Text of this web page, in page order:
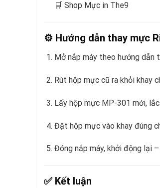
🛒 Shop Mực in The9
⚙️ Hướng dẫn thay mực
Mở nắp máy theo hướng dẫn
Rút hộp mực cũ ra khỏi khay
Lấy hộp mực MP-301 mới,
Đặt hộp mực vào khay đúng
Đóng nắp máy, khởi động lại
✅ Kết luận